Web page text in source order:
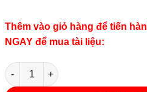
Thêm vào giỏ hàng để tiến
NGAY để mua tài liệu:
Số lượng